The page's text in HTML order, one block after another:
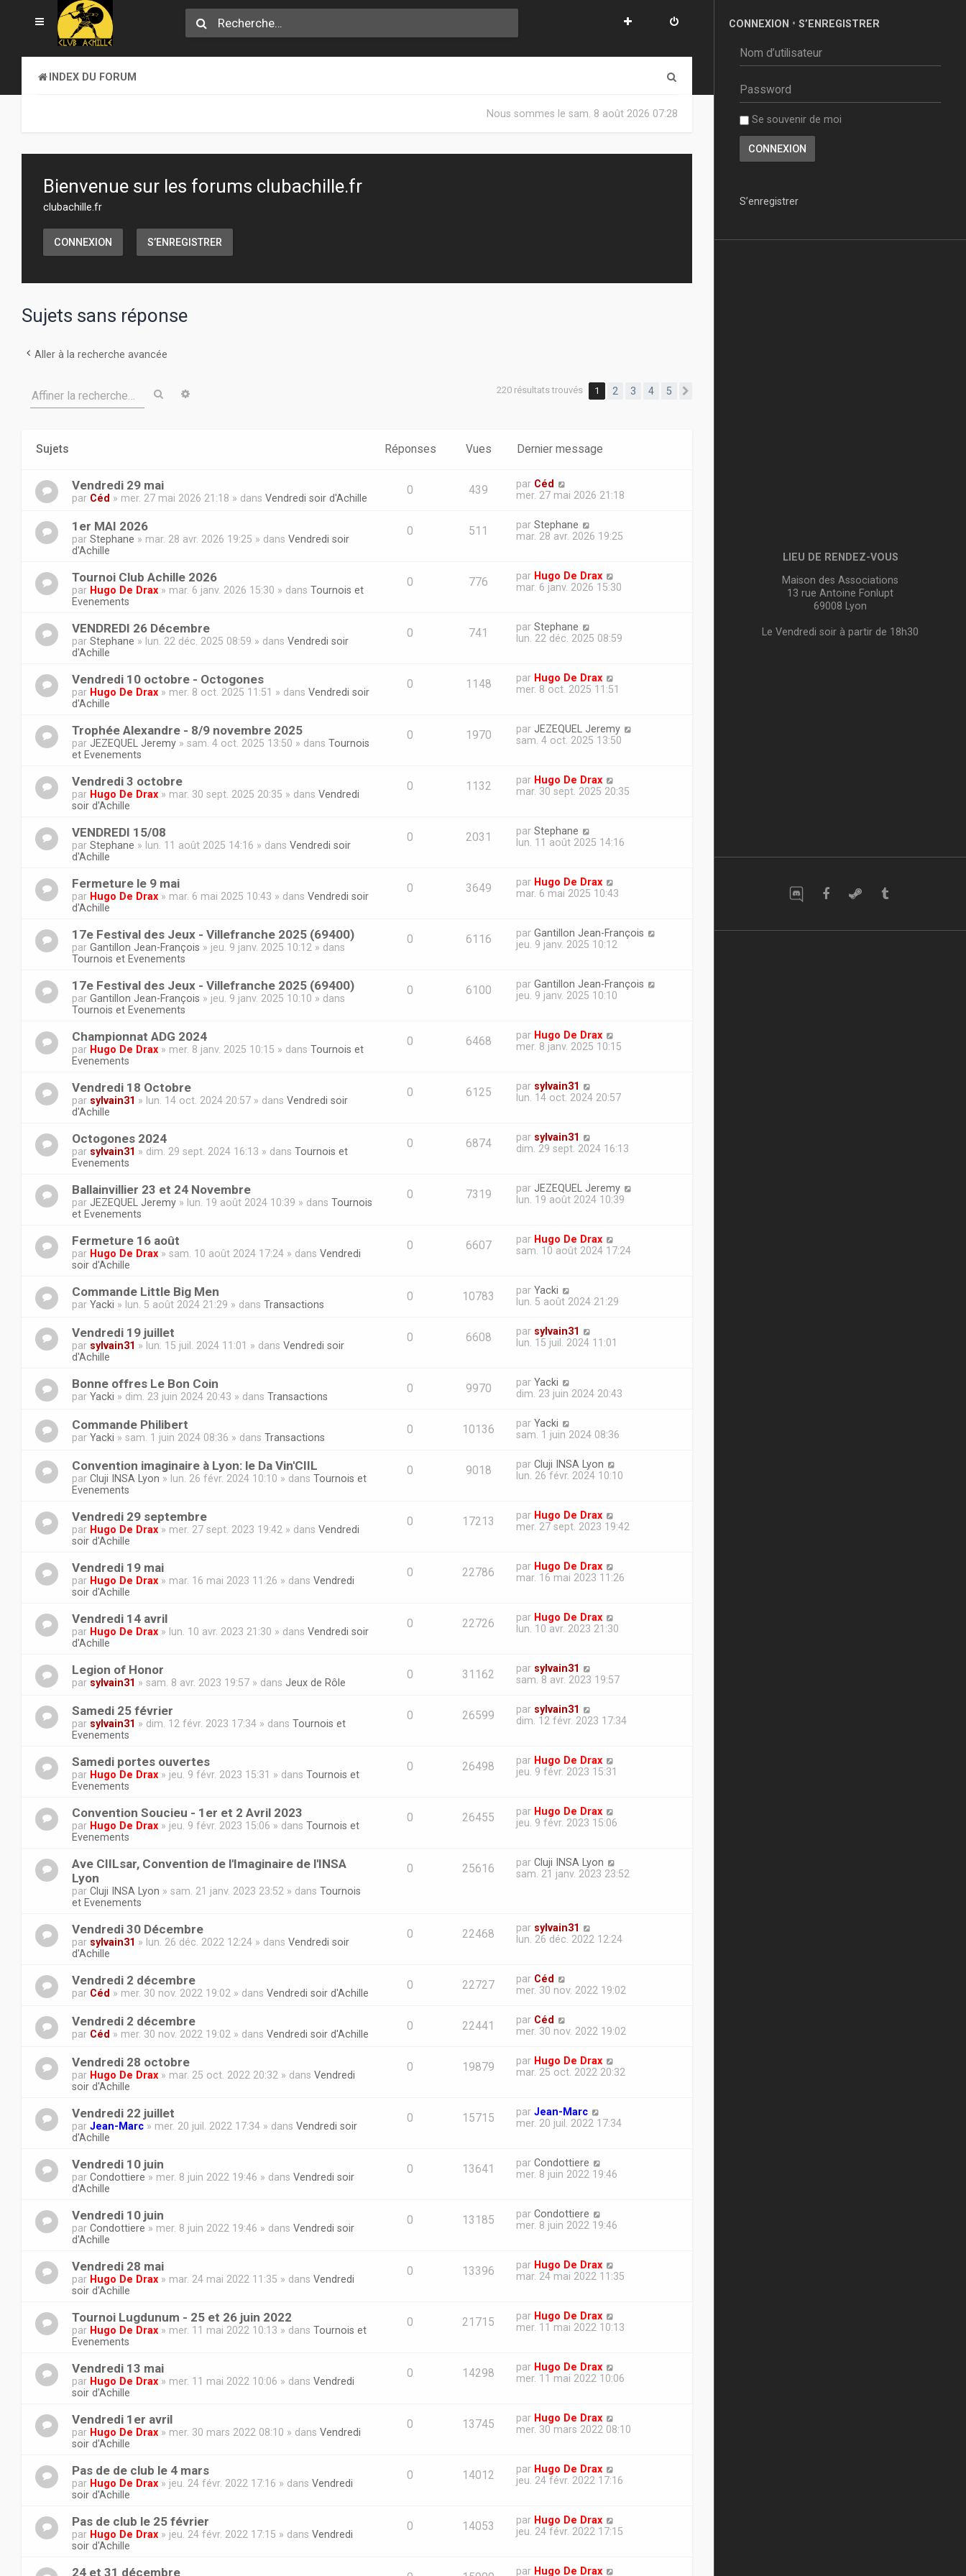
INDEX DU FORUM
Nous sommes le sam. 8 août 2026 07:28
Bienvenue sur les forums clubachille.fr
clubachille.fr
CONNEXION S’ENREGISTRER
Sujets sans réponse
Aller à la recherche avancée
Affiner la recherche… Rechercher 220 résultats trouvés 1 2 3 4 5
Sujets Réponses Vues Dernier message
Vendredi 29 mai
par Céd » mer. 27 mai 2026 21:18 » dans Vendredi soir d'Achille
0 439 par Céd
mer. 27 mai 2026 21:18
1er MAI 2026
par Stephane » mar. 28 avr. 2026 19:25 » dans Vendredi soir
d'Achille
0 511 par Stephane
mar. 28 avr. 2026 19:25
Tournoi Club Achille 2026
par Hugo De Drax » mar. 6 janv. 2026 15:30 » dans Tournois et
Evenements
0 776 par Hugo De Drax
mar. 6 janv. 2026 15:30
VENDREDI 26 Décembre
par Stephane » lun. 22 déc. 2025 08:59 » dans Vendredi soir
d'Achille
0 741 par Stephane
lun. 22 déc. 2025 08:59
Vendredi 10 octobre - Octogones
par Hugo De Drax » mer. 8 oct. 2025 11:51 » dans Vendredi soir
d'Achille
0 1148 par Hugo De Drax
mer. 8 oct. 2025 11:51
Trophée Alexandre - 8/9 novembre 2025
par JEZEQUEL Jeremy » sam. 4 oct. 2025 13:50 » dans Tournois
et Evenements
0 1970 par JEZEQUEL Jeremy
sam. 4 oct. 2025 13:50
Vendredi 3 octobre
par Hugo De Drax » mar. 30 sept. 2025 20:35 » dans Vendredi
soir d'Achille
0 1132 par Hugo De Drax
mar. 30 sept. 2025 20:35
VENDREDI 15/08
par Stephane » lun. 11 août 2025 14:16 » dans Vendredi soir
d'Achille
0 2031 par Stephane
lun. 11 août 2025 14:16
Fermeture le 9 mai
par Hugo De Drax » mar. 6 mai 2025 10:43 » dans Vendredi soir
d'Achille
0 3649 par Hugo De Drax
mar. 6 mai 2025 10:43
17e Festival des Jeux - Villefranche 2025 (69400)
par Gantillon Jean-François » jeu. 9 janv. 2025 10:12 » dans
Tournois et Evenements
0 6116 par Gantillon Jean-François
jeu. 9 janv. 2025 10:12
17e Festival des Jeux - Villefranche 2025 (69400)
par Gantillon Jean-François » jeu. 9 janv. 2025 10:10 » dans
Tournois et Evenements
0 6100 par Gantillon Jean-François
jeu. 9 janv. 2025 10:10
Championnat ADG 2024
par Hugo De Drax » mer. 8 janv. 2025 10:15 » dans Tournois et
Evenements
0 6468 par Hugo De Drax
mer. 8 janv. 2025 10:15
Vendredi 18 Octobre
par sylvain31 » lun. 14 oct. 2024 20:57 » dans Vendredi soir
d'Achille
0 6125 par sylvain31
lun. 14 oct. 2024 20:57
Octogones 2024
par sylvain31 » dim. 29 sept. 2024 16:13 » dans Tournois et
Evenements
0 6874 par sylvain31
dim. 29 sept. 2024 16:13
Ballainvillier 23 et 24 Novembre
par JEZEQUEL Jeremy » lun. 19 août 2024 10:39 » dans Tournois
et Evenements
0 7319 par JEZEQUEL Jeremy
lun. 19 août 2024 10:39
Fermeture 16 août
par Hugo De Drax » sam. 10 août 2024 17:24 » dans Vendredi
soir d'Achille
0 6607 par Hugo De Drax
sam. 10 août 2024 17:24
Commande Little Big Men
par Yacki » lun. 5 août 2024 21:29 » dans Transactions
0 10783 par Yacki
lun. 5 août 2024 21:29
Vendredi 19 juillet
par sylvain31 » lun. 15 juil. 2024 11:01 » dans Vendredi soir
d'Achille
0 6608 par sylvain31
lun. 15 juil. 2024 11:01
Bonne offres Le Bon Coin
par Yacki » dim. 23 juin 2024 20:43 » dans Transactions
0 9970 par Yacki
dim. 23 juin 2024 20:43
Commande Philibert
par Yacki » sam. 1 juin 2024 08:36 » dans Transactions
0 10136 par Yacki
sam. 1 juin 2024 08:36
Convention imaginaire à Lyon: le Da Vin'CIIL
par Cluji INSA Lyon » lun. 26 févr. 2024 10:10 » dans Tournois et
Evenements
0 9018 par Cluji INSA Lyon
lun. 26 févr. 2024 10:10
Vendredi 29 septembre
par Hugo De Drax » mer. 27 sept. 2023 19:42 » dans Vendredi
soir d'Achille
0 17213 par Hugo De Drax
mer. 27 sept. 2023 19:42
Vendredi 19 mai
par Hugo De Drax » mar. 16 mai 2023 11:26 » dans Vendredi
soir d'Achille
0 22786 par Hugo De Drax
mar. 16 mai 2023 11:26
Vendredi 14 avril
par Hugo De Drax » lun. 10 avr. 2023 21:30 » dans Vendredi soir
d'Achille
0 22726 par Hugo De Drax
lun. 10 avr. 2023 21:30
Legion of Honor
par sylvain31 » sam. 8 avr. 2023 19:57 » dans Jeux de Rôle
0 31162 par sylvain31
sam. 8 avr. 2023 19:57
Samedi 25 février
par sylvain31 » dim. 12 févr. 2023 17:34 » dans Tournois et
Evenements
0 26599 par sylvain31
dim. 12 févr. 2023 17:34
Samedi portes ouvertes
par Hugo De Drax » jeu. 9 févr. 2023 15:31 » dans Tournois et
Evenements
0 26498 par Hugo De Drax
jeu. 9 févr. 2023 15:31
Convention Soucieu - 1er et 2 Avril 2023
par Hugo De Drax » jeu. 9 févr. 2023 15:06 » dans Tournois et
Evenements
0 26455 par Hugo De Drax
jeu. 9 févr. 2023 15:06
Ave CIILsar, Convention de l'Imaginaire de l'INSA
Lyon
par Cluji INSA Lyon » sam. 21 janv. 2023 23:52 » dans Tournois
et Evenements
0 25616 par Cluji INSA Lyon
sam. 21 janv. 2023 23:52
Vendredi 30 Décembre
par sylvain31 » lun. 26 déc. 2022 12:24 » dans Vendredi soir
d'Achille
0 22468 par sylvain31
lun. 26 déc. 2022 12:24
Vendredi 2 décembre
par Céd » mer. 30 nov. 2022 19:02 » dans Vendredi soir d'Achille
0 22727 par Céd
mer. 30 nov. 2022 19:02
Vendredi 2 décembre
par Céd » mer. 30 nov. 2022 19:02 » dans Vendredi soir d'Achille
0 22441 par Céd
mer. 30 nov. 2022 19:02
Vendredi 28 octobre
par Hugo De Drax » mar. 25 oct. 2022 20:32 » dans Vendredi
soir d'Achille
0 19879 par Hugo De Drax
mar. 25 oct. 2022 20:32
Vendredi 22 juillet
par Jean-Marc » mer. 20 juil. 2022 17:34 » dans Vendredi soir
d'Achille
0 15715 par Jean-Marc
mer. 20 juil. 2022 17:34
Vendredi 10 juin
par Condottiere » mer. 8 juin 2022 19:46 » dans Vendredi soir
d'Achille
0 13641 par Condottiere
mer. 8 juin 2022 19:46
Vendredi 10 juin
par Condottiere » mer. 8 juin 2022 19:46 » dans Vendredi soir
d'Achille
0 13185 par Condottiere
mer. 8 juin 2022 19:46
Vendredi 28 mai
par Hugo De Drax » mar. 24 mai 2022 11:35 » dans Vendredi
soir d'Achille
0 13396 par Hugo De Drax
mar. 24 mai 2022 11:35
Tournoi Lugdunum - 25 et 26 juin 2022
par Hugo De Drax » mer. 11 mai 2022 10:13 » dans Tournois et
Evenements
0 21715 par Hugo De Drax
mer. 11 mai 2022 10:13
Vendredi 13 mai
par Hugo De Drax » mer. 11 mai 2022 10:06 » dans Vendredi
soir d'Achille
0 14298 par Hugo De Drax
mer. 11 mai 2022 10:06
Vendredi 1er avril
par Hugo De Drax » mer. 30 mars 2022 08:10 » dans Vendredi
soir d'Achille
0 13745 par Hugo De Drax
mer. 30 mars 2022 08:10
Pas de de club le 4 mars
par Hugo De Drax » jeu. 24 févr. 2022 17:16 » dans Vendredi
soir d'Achille
0 14012 par Hugo De Drax
jeu. 24 févr. 2022 17:16
Pas de club le 25 février
par Hugo De Drax » jeu. 24 févr. 2022 17:15 » dans Vendredi
soir d'Achille
0 14053 par Hugo De Drax
jeu. 24 févr. 2022 17:15
24 et 31 décembre par Hugo De Drax
CONNEXION • S’ENREGISTRER
Se souvenir de moi
S’enregistrer
LIEU DE RENDEZ-VOUS
Maison des Associations
13 rue Antoine Fonlupt
69008 Lyon
Le Vendredi soir à partir de 18h30